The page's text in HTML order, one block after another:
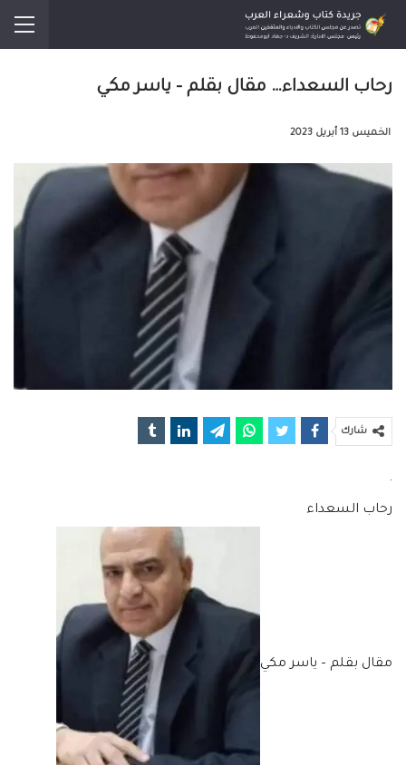
رحاب السعداء… مقال بقلم – ياسر مكي
الخميس 13 أبريل 2023
شارك
.
رحاب السعداء
مقال بقلم – ياسر مكي